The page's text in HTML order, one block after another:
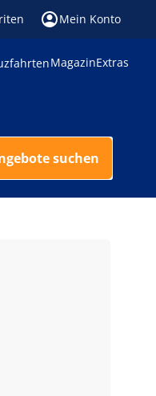
Mein Konto
MagazinExtras
suchen